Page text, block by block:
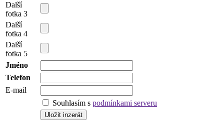
Další
fotka 3
Další
fotka 4
Další
fotka 5
Jméno
Telefon
E-mail
Souhlasím s podmínkami serveru